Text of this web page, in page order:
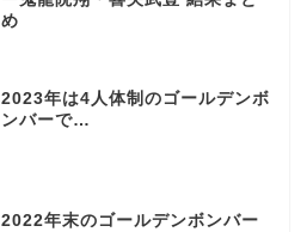
め
2023年は4人体制のゴールデンボ
ンバーで…
2022年末のゴールデンボンバー